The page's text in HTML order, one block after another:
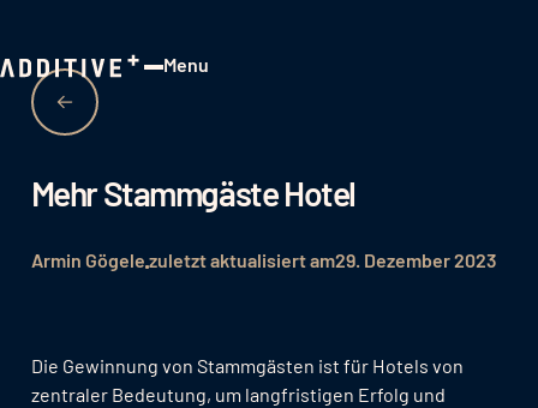
Menu
Mehr Stammgäste Hotel
Armin Gögelezuletzt aktualisiert am29. Dezember 2023
Die Gewinnung von Stammgästen ist für Hotels von
zentraler Bedeutung, um langfristigen Erfolg und